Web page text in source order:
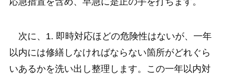
次に、1. 即時対応ほどの危険性はないが、一年
以内には修繕しなければならない箇所がどれぐら
いあるかを洗い出し整理します。この一年以内対